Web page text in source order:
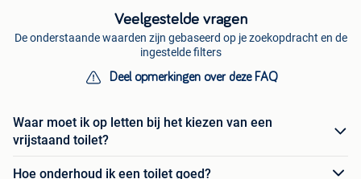
Veelgestelde vragen
De onderstaande waarden zijn gebaseerd op je zoekopdracht en de
ingestelde filters
Deel opmerkingen over deze FAQ
Waar moet ik op letten bij het kiezen van een
vrijstaand toilet?
Hoe onderhoud ik een toilet goed?